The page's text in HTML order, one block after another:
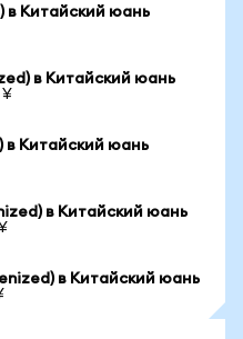
в Китайский юань
в Китайский юань
¥
в Китайский юань
в Китайский юань
в Китайский юань